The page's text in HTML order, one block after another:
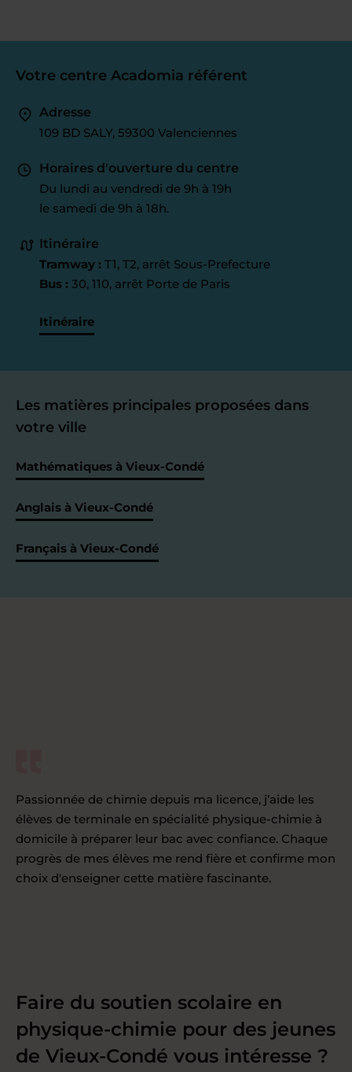
Votre centre Acadomia référent
Adresse
109 BD SALY, 59300 Valenciennes
Horaires d'ouverture du centre
Du lundi au vendredi de 9h à 19h
le samedi de 9h à 18h.
Itinéraire
Tramway : T1, T2, arrêt Sous-Prefecture
Bus : 30, 110, arrêt Porte de Paris
Itinéraire
Les matières principales proposées dans
votre ville
Mathématiques à Vieux-Condé
Anglais à Vieux-Condé
Français à Vieux-Condé
Passionnée de chimie depuis ma licence, j’aide les
élèves de terminale en spécialité physique-chimie à
domicile à préparer leur bac avec confiance. Chaque
progrès de mes élèves me rend fière et confirme mon
choix d'enseigner cette matière fascinante.
Faire du soutien scolaire en
physique-chimie pour des jeunes
de Vieux-Condé vous intéresse ?